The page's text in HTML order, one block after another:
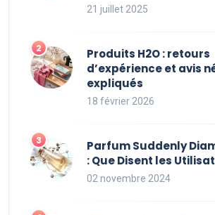
21 juillet 2025
Produits H2O : retours
d’expérience et avis
expliqués
18 février 2026
Parfum Suddenly
: Que Disent les
02 novembre 2024